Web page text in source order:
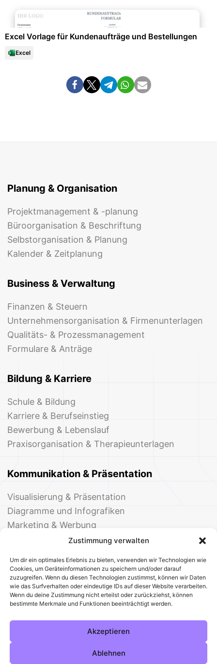
Zustimmung verwalten
Um dir ein optimales Erlebnis zu bieten, verwenden wir Technologien wie
Cookies, um Geräteinformationen zu speichern und/oder darauf
zuzugreifen. Wenn du diesen Technologien zustimmst, können wir Daten
wie das Surfverhalten oder eindeutige IDs auf dieser Website verarbeiten.
Wenn du deine Zustimmung nicht erteilst oder zurückziehst, können
bestimmte Merkmale und Funktionen beeinträchtigt werden.
Akzeptieren
Ablehnen
Excel Vorlage für Kundenaufträge und Bestellungen
Excel
Planung & Organisation
Projektmanagement & -planung
Büroorganisation & Beschriftung
Selbstorganisation & Planung
Kalender & Zeitplanung
Business & Verwaltung
Finanzen & Steuern
Unternehmensorganisation & Firmenunterlagen
Qualitäts- & Prozessmanagement
Formulare & Anträge
Bildung & Karriere
Schule & Bildung
Karriere & Berufseinstieg
Bewerbung & Lebenslauf
Praxisorganisation & Therapieunterlagen
Kommunikation & Präsentation
Visualisierung & Präsentation
Diagramme und Infografiken
Marketing & Werbung
Events & Einladungen
© 2025 Deine Welt der Office-Vorlagen
Alle VorlagenÜber unsKontakt
DatenschutzCookies